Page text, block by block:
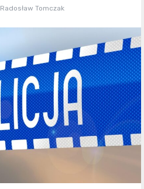
Radosław Tomczak